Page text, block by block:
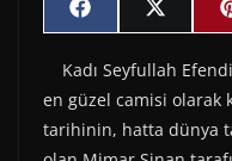
Share
on
F
a
e
b
o
o
k
Share
on
X
(
w
i
t
t
e
Kadı Seyfullah
en güzel camisi olarak
tarihinin, hatta dünya